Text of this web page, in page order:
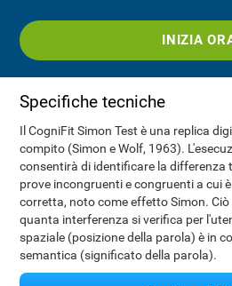
INIZIA
Specifiche tecniche
Il CogniFit Simon Test è una replica
compito (Simon e Wolf, 1963).
consentirà di identificare la differenza
prove incongruenti e congruenti a cui
corretta, noto come effetto Simon.
quanta interferenza si verifica per
spaziale (posizione della parola) è in
semantica (significato della parola).